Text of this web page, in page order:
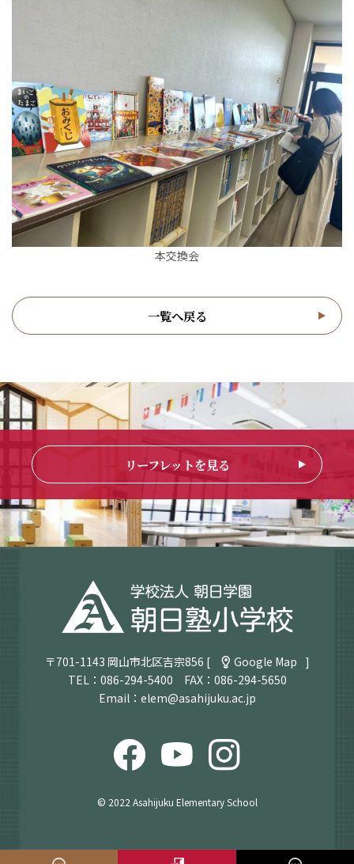
本交換会
一覧へ戻る
リーフレットを見る
〒701-1143 岡山市北区吉宗856 [ Google Map ]
TEL： 086-294-5400 FAX：086-294-5650
Email： elem@asahijuku.ac.jp
© 2022 Asahijuku Elementary School